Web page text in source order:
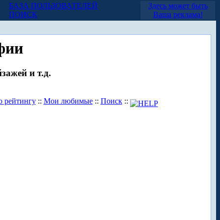
БАЗА ПОЛЬЗОВАТЕЛЕЙ
ПОИСК
Здесь может быть
Ваша реклама!
и т.д.
рейтингу:: Мои любимые:: Поиск::